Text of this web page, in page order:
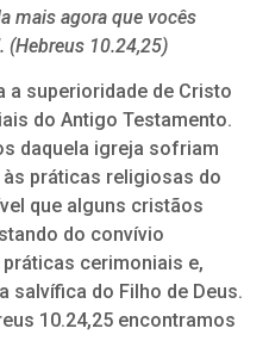
mais agora que vocês
(Hebreus 10.24,25)
a superioridade de Cristo
do Antigo Testamento.
daquela igreja sofriam
práticas religiosas do
que alguns cristãos
do convívio
cerimoniais e,
salvífica do Filho de Deus.
10.24,25 encontramos